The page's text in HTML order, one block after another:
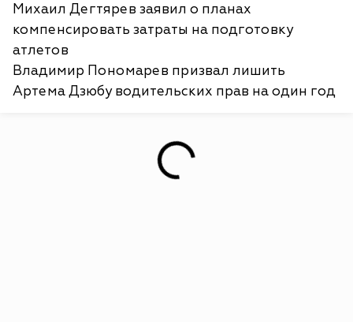
Михаил Дегтярев заявил о планах
компенсировать затраты на подготовку
атлетов
Владимир Пономарев призвал лишить
Артема Дзюбу водительских прав на один год